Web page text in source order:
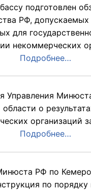
подготовлен
РФ,
для
некоммерческих
Подробнее…
Управления
о
организаций
Подробнее…
РФ по
по порядку